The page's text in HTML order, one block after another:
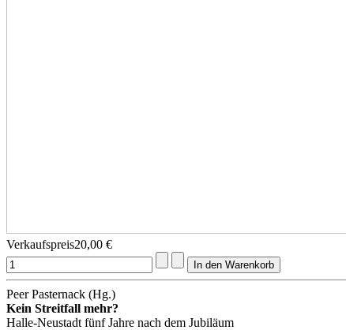
Verkaufspreis20,00 €
Peer Pasternack (Hg.)
Kein Streitfall mehr?
Halle‐Neustadt fünf Jahre nach dem Jubiläum